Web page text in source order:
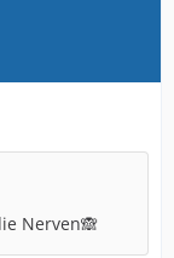
Nerven🙈